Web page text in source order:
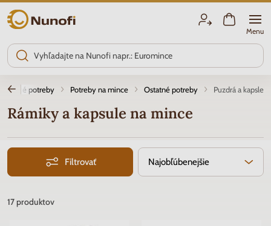
Nunofi.sk
Menu
potreby Potreby na mince Ostatné potreby Puzdrá a kapsle
Rámiky a kapsule na mince
Filtrovať Najobľúbenejšie
17produktov